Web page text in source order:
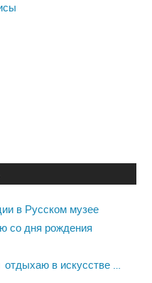
в Русском музее
со дня рождения
отдыхаю в искусстве …